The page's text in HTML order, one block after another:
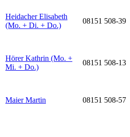
Heidacher Elisabeth
(Mo. + Di. + Do.)
08151 508-39
Hörer Kathrin (Mo. +
Mi. + Do.)
08151 508-13
Maier Martin 08151 508-57